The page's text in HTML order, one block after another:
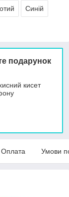
Синій
подарунок
кисет
Оплата Умови